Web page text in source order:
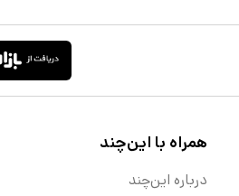
همراه با این‌چند
درباره این‌چند